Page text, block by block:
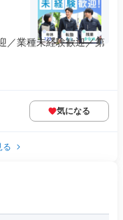
／業種未経験歓迎／第
気になる
る